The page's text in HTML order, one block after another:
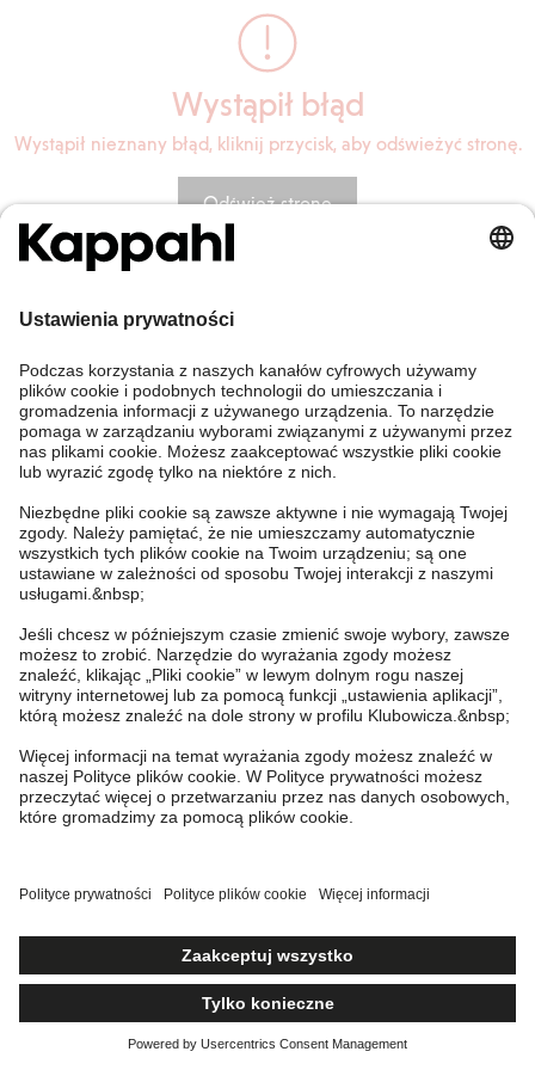
Wystąpił błąd
Wystąpił nieznany błąd, kliknij przycisk, aby odświeżyć stronę.
Odśwież stronę